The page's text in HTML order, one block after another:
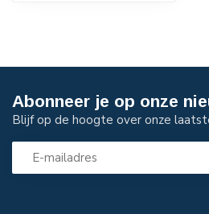
Abonneer je op onze
Blijf op de hoogte over onze